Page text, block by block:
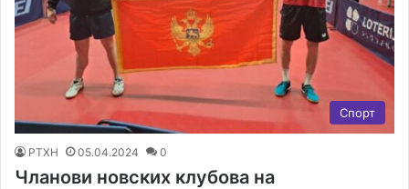
Спорт
РТХН 05.04.2024 0
Чланови новских клубова на